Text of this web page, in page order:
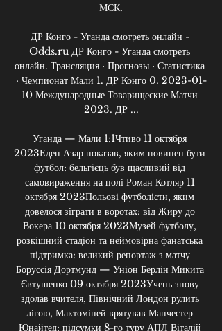
МСК.
ДР Конго - Уганда смотреть онлайн -
Odds.ru ДР Конго - Уганда смотреть
онлайн. Трансляция · Прогнозы · Статистика
· Чемпионат Мали 1. ДР Конго 0. 2023-01-
10 Международные Товарищеские Матчи
2023. ДР ...
Уганда — Мали 1:1Чтиво 11 октября
2023Еден Азар показав, яким повинен бути
футбол: бельгієць був щасливий від
самовираження на полі Роман Котляр 11
октября 2023Польові футболісти, яким
довелося зіграти в воротах: від Жиру до
Вокера 10 октября 2023Музей футболу,
розкішний стадіон та неймовірна фанатська
підтримка: великий репортаж з матчу
Боруссія Дортмунд — Уніон Берлін Микита
Євтушенко 09 октября 2023Учень знову
здолав вчителя, Північний Лондон рулить
лігою, Мактоміней врятував Манчестер
Юнайтед: підсумки 8-го туру АПЛ Віталій